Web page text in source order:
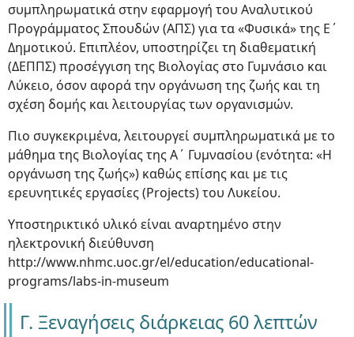
συμπληρωματικά στην εφαρμογή του Αναλυτικού
Προγράμματος Σπουδών (ΑΠΣ) για τα «Φυσικά» της Ε΄
Δημοτικού. Επιπλέον, υποστηρίζει τη διαθεματική
(ΔΕΠΠΣ) προσέγγιση της Βιολογίας στο Γυμνάσιο και
Λύκειο, όσον αφορά την οργάνωση της ζωής και τη
σχέση δομής και λειτουργίας των οργανισμών.
Πιο συγκεκριμένα, λειτουργεί συμπληρωματικά με το
μάθημα της Βιολογίας της Α΄ Γυμνασίου (ενότητα: «Η
οργάνωση της ζωής») καθώς επίσης και με τις
ερευνητικές εργασίες (Projects) του Λυκείου.
Υποστηρικτικό υλικό είναι αναρτημένο στην
ηλεκτρονική διεύθυνση
http://www.nhmc.uoc.gr/el/education/educational-
programs/labs-in-museum
Γ. Ξεναγήσεις διάρκειας 60 λεπτών